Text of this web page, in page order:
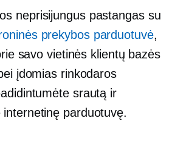
neprisijungus pastangas su
prekybos parduotuvė,
savo vietinės klientų bazės
įdomias rinkodaros
srautą ir
parduotuvę.